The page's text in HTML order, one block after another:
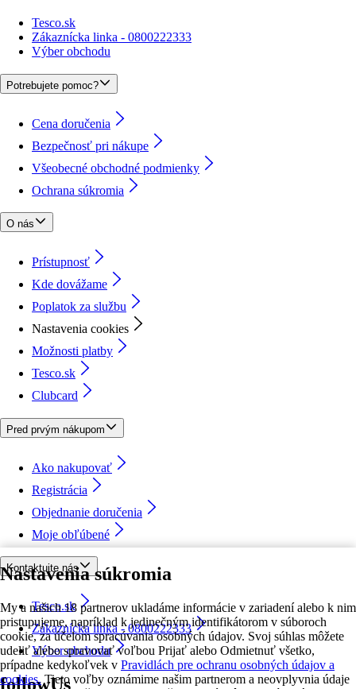
Nastavenia súkromia
My a našich 18 partnerov ukladáme informácie v zariadení alebo k nim
pristupujeme, napríklad k jedinečným identifikátorom v súboroch
cookie, za účelom spracúvania osobných údajov. Svoj súhlas môžete
udeliť alebo spravovať voľbou Prijať alebo Odmietnuť všetko,
prípadne kedykoľvek v Pravidlách pre ochranu osobných údajov a
cookies. Tieto voľby oznámime našim partnerom a neovplyvnia údaje
Tesco.sk
Zákaznícka linka - 0800222333
Výber obchodu
Potrebujete pomoc?
Cena doručenia
Bezpečnosť pri nákupe
Všeobecné obchodné podmienky
Ochrana súkromia
O nás
Prístupnosť
Kde dovážame
Poplatok za službu
Nastavenia cookies
Možnosti platby
Tesco.sk
Clubcard
Pred prvým nákupom
Ako nakupovať
Registrácia
Objednanie doručenia
Moje obľúbené
Kontaktujte nás
Tesco.sk
Zákaznícka linka - 0800222333
Výber obchodu
followUs